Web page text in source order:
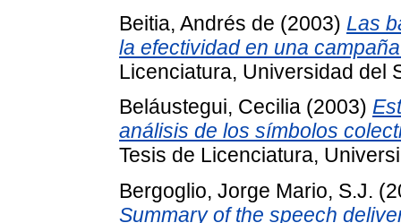
Beitia, Andrés de (2003) Las
la efectividad en una
Licenciatura, Universidad del
Beláustegui, Cecilia (2003)
análisis de los símbolos
Tesis de Licenciatura,
Bergoglio, Jorge Mario, S.J.
Summary of the speech